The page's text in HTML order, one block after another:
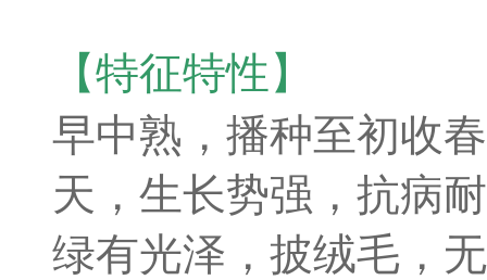
【特征特性】
早中熟，播种至初收
天，生长势强，抗病
绿有光泽，披绒毛，